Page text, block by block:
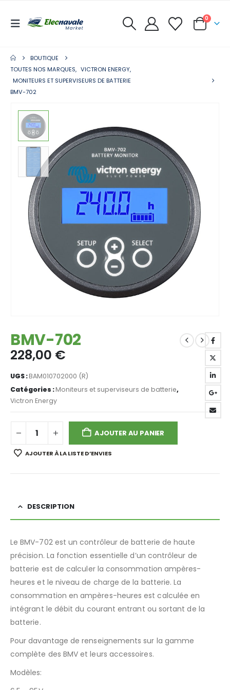
0
BOUTIQUE
TOUTES NOS MARQUES, VICTRON ENERGY,
MONITEURS ET SUPERVISEURS DE BATTERIE
BMV-702
BMV-702
228,00 €
UGS :BAM010702000 (R)
Catégories :Moniteurs et superviseurs de batterie,
Victron Energy
AJOUTER AU PANIER
AJOUTER À LA LISTE D’ENVIES
DESCRIPTION
Le BMV-702 est un contrôleur de batterie de haute
précision. La fonction essentielle d’un contrôleur de
batterie est de calculer la consommation ampères-
heures et le niveau de charge de la batterie. La
consommation en ampères-heures est calculée en
intégrant le débit du courant entrant ou sortant de la
batterie.
Pour davantage de renseignements sur la gamme
complète des BMV et leurs accessoires.
Modèles: